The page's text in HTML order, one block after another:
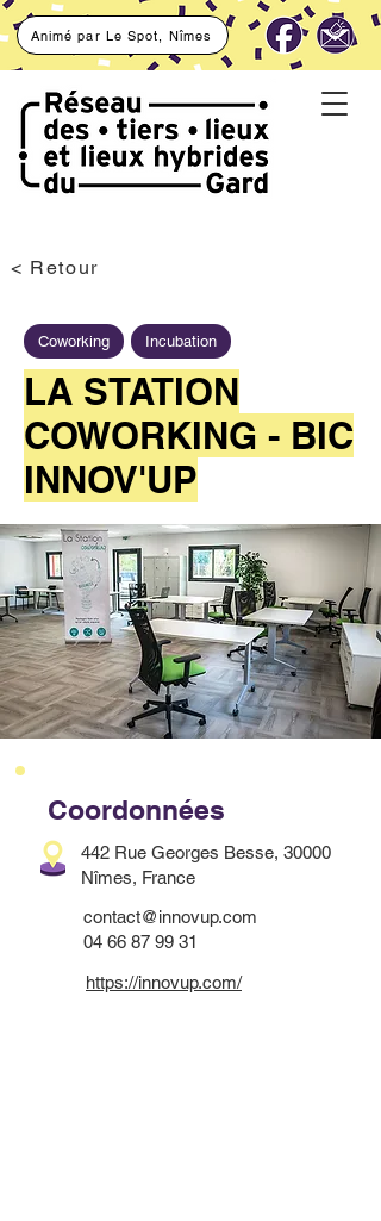
Animé par Le Spot, Nîmes
< Retour
Coworking Incubation
LA STATION
COWORKING - BIC
INNOV'UP
Coordonnées
442 Rue Georges Besse, 30000
Nîmes, France
contact@innovup.com
04 66 87 99 31
https://innovup.com/